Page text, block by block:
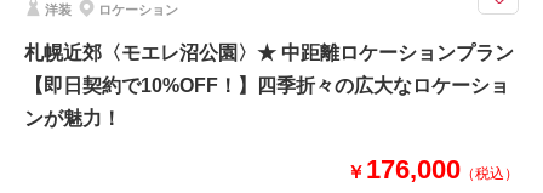
Photorait限定でオリジナルアクリルスタンドプレゼント
★選べる14大特典★
・プレミアライン追加料金通常70%オフ
・アルバムグレードアップ無料
洋装 ロケーション
札幌近郊〈モエレ沼公園〉★ 中距離ロケーションプラン
【即日契約で10%OFF！】四季折々の広大なロケーショ
ンが魅力！
￥ 176,000 （税込）